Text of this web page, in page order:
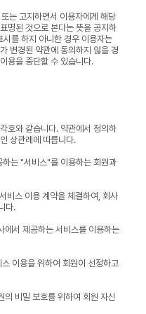
는 고지하면서 이용자에게 해당
명된 것으로 본다는 뜻을 공지하
를 하지 아니한 경우 이용자는
변경된 약관에 동의하지 않을 경
용을 중단할 수 있습니다.
호와 같습니다. 약관에서 정의하
상관례에 따릅니다.
는 "서비스"를 이용하는 회원과
비스 이용 계약을 체결하여, 회사
다.
서 제공하는 서비스를 이용하는
이용을 위하여 회원이 선정하고
비밀 보호를 위하여 회원 자신